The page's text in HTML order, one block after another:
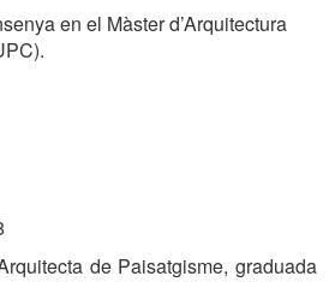
en el Màster d’Arquitectura
de Paisatgisme, graduada